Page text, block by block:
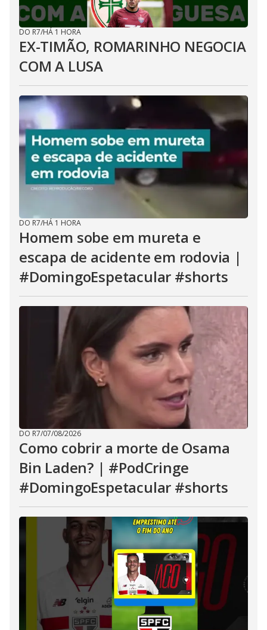
DO R7/HÁ 1 HORA
EX-TIMÃO, ROMARINHO NEGOCIA
COM A LUSA
DO R7/HÁ 1 HORA
Homem sobe em mureta e
escapa de acidente em rodovia |
#DomingoEspetacular #shorts
DO R7/07/08/2026
Como cobrir a morte de Osama
Bin Laden? | #PodCringe
#DomingoEspetacular #shorts